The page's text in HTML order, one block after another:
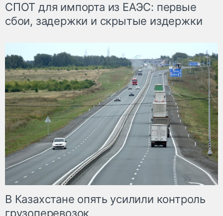
СПОТ для импорта из ЕАЭС: первые
сбои, задержки и скрытые издержки
В Казахстане опять усилили контроль
грузоперевозок